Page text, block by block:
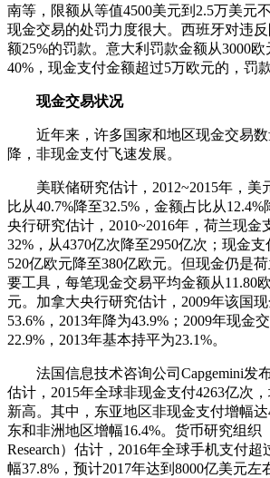
南等，限额从等值4500美元到2.5万美元
现金交易的处罚力度很大。西班牙对违
额25%的罚款。意大利罚款金额从3000
40%，现金支付金额超过5万欧元的，罚
现金交易状况
近年来，许多国家和地区现金交易数
降，非现金支付飞速发展。
美联储研究估计，2012~2015年，美
比从40.7%降至32.5%，金额占比从12.4%
央行研究估计，2010~2016年，荷兰现金
32%，从4370亿次降至2950亿次；现金
520亿欧元降至380亿欧元。但现金仍是
要工具，每笔现金交易平均金额从11.80
元。加拿大央行研究估计，2009年该国
53.6%，2013年降为43.9%；2009年现金
22.9%，2013年基本持平为23.1%。
法国信息技术咨询公司Capgemini发
估计，2015年全球非现金支付4263亿次
新高。其中，东亚地区非现金支付增幅达
东和非洲地区增幅16.4%。货币研究组织
Research）估计，2016年全球手机支付超
幅37.8%，预计2017年达到8000亿美元左